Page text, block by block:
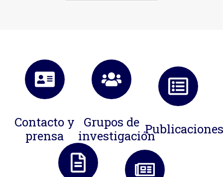
Contacto y
prensa
Grupos de
investigación